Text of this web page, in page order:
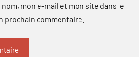
mon e-mail et mon site dans le
prochain commentaire.